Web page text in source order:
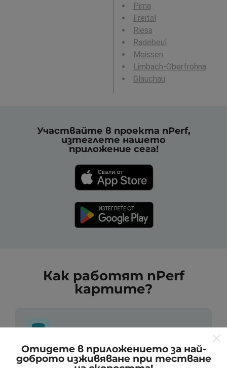
Pirna
Freital
Riesa
Radebeul
Meissen
Limbach-Oberfrohna
Glauchau
Участвайте в проекта nPerf,
изтеглете нашето
приложение сега!
Как работят nPerf
картите?
Откъде идват данните?
Отидете в приложението за най-
доброто изживяване при тестване